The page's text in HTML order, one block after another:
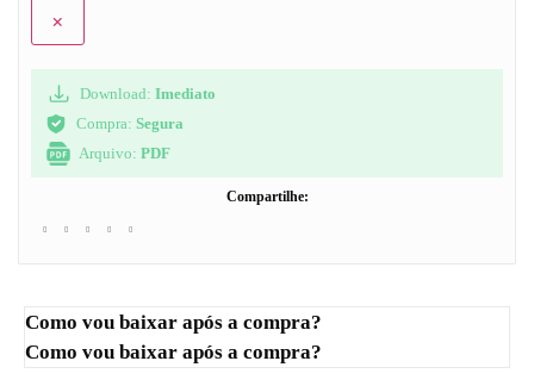
×
Download: Imediato
Compra: Segura
Arquivo: PDF
Compartilhe:
Como vou baixar após a compra?
Como vou baixar após a compra?